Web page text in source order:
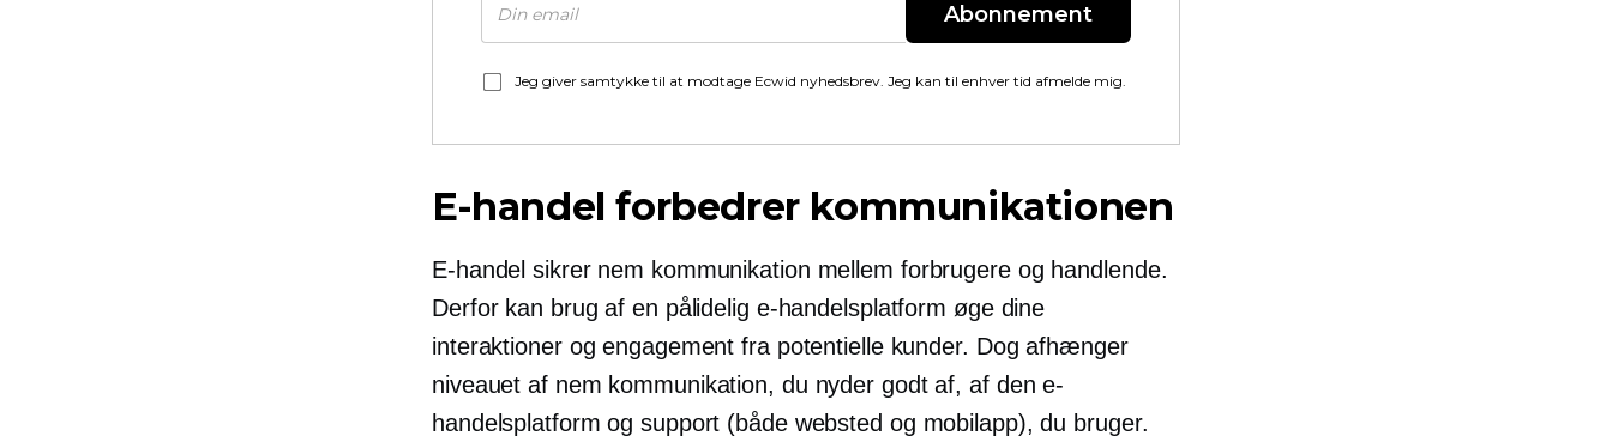
Abonnement
Jeg giver samtykke til at modtage Ecwid nyhedsbrev. Jeg kan til enhver tid afmelde mig.
E-handel forbedrer kommunikationen
E-handel sikrer nem kommunikation mellem forbrugere og handlende.
Derfor kan brug af en pålidelig e-handelsplatform øge dine
interaktioner og engagement fra potentielle kunder. Dog afhænger
niveauet af nem kommunikation, du nyder godt af, af den e-
handelsplatform og support (både websted og mobilapp), du bruger.